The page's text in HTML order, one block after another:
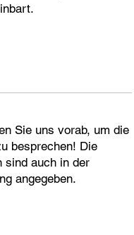
Sie uns vorab, um die
besprechen! Die
sind auch in der
angegeben.